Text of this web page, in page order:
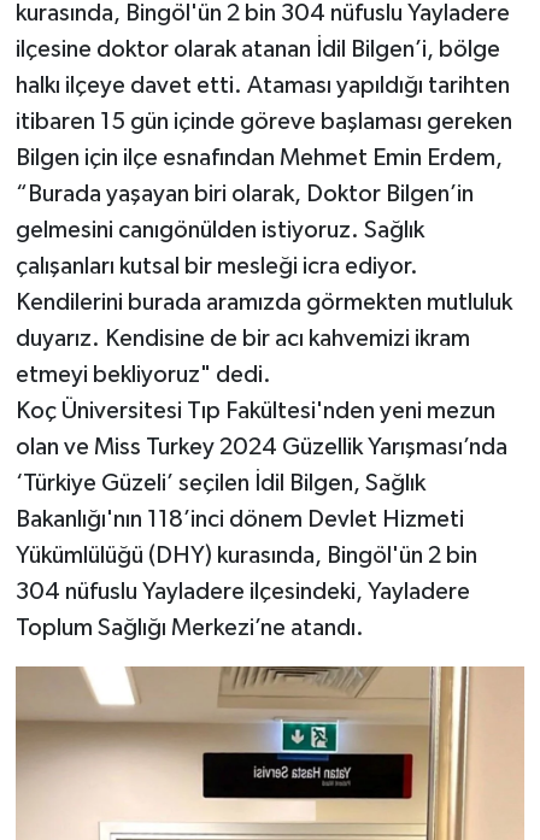
kurasında, Bingöl'ün 2 bin 304 nüfuslu Yayladere
ilçesine doktor olarak atanan İdil Bilgen’i, bölge
halkı ilçeye davet etti. Ataması yapıldığı tarihten
itibaren 15 gün içinde göreve başlaması gereken
Bilgen için ilçe esnafından Mehmet Emin Erdem,
“Burada yaşayan biri olarak, Doktor Bilgen’in
gelmesini canıgönülden istiyoruz. Sağlık
çalışanları kutsal bir mesleği icra ediyor.
Kendilerini burada aramızda görmekten mutluluk
duyarız. Kendisine de bir acı kahvemizi ikram
etmeyi bekliyoruz" dedi.
Koç Üniversitesi Tıp Fakültesi'nden yeni mezun
olan ve Miss Turkey 2024 Güzellik Yarışması’nda
‘Türkiye Güzeli’ seçilen İdil Bilgen, Sağlık
Bakanlığı'nın 118’inci dönem Devlet Hizmeti
Yükümlülüğü (DHY) kurasında, Bingöl'ün 2 bin
304 nüfuslu Yayladere ilçesindeki, Yayladere
Toplum Sağlığı Merkezi’ne atandı.